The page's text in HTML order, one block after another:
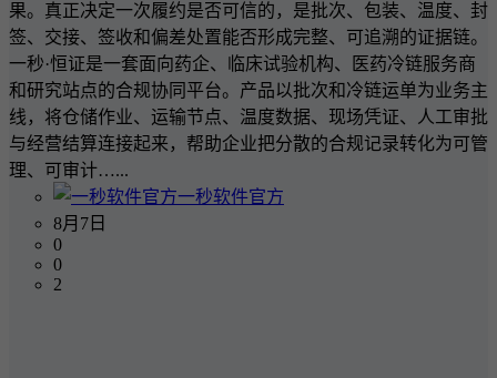
果。真正决定一次履约是否可信的，是批次、包装、温度、封
签、交接、签收和偏差处置能否形成完整、可追溯的证据链。
一秒·恒证是一套面向药企、临床试验机构、医药冷链服务商
和研究站点的合规协同平台。产品以批次和冷链运单为业务主
线，将仓储作业、运输节点、温度数据、现场凭证、人工审批
与经营结算连接起来，帮助企业把分散的合规记录转化为可管
理、可审计…...
一秒软件官方
8月7日
0
0
2